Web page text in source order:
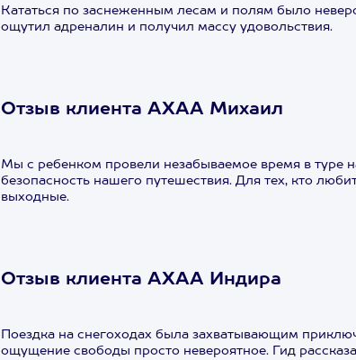
Кататься по заснеженным лесам и полям было
ощутил адреналин и получил массу удовольствия.
Отзыв клиента АХАА Михаил
Мы с ребенком провели незабываемое время в туре
безопасность нашего путешествия. Для тех, кто
выходные.
Отзыв клиента АХАА Индира
Поездка на снегоходах была захватывающим
ощущение свободы просто невероятное. Гид